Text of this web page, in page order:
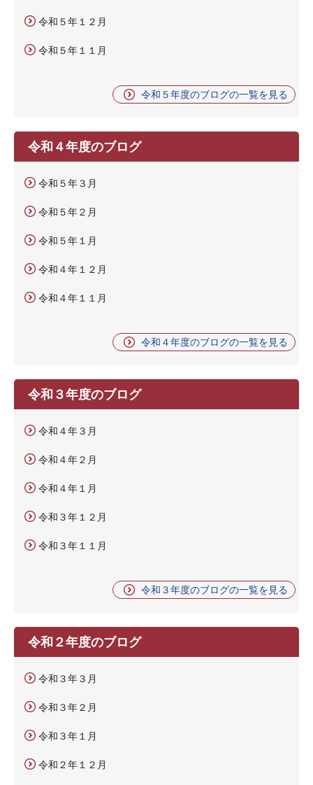
令和５年１２月
令和５年１１月
令和５年度のブログの一覧を見る
令和４年度のブログ
令和５年３月
令和５年２月
令和５年１月
令和４年１２月
令和４年１１月
令和４年度のブログの一覧を見る
令和３年度のブログ
令和４年３月
令和４年２月
令和４年１月
令和３年１２月
令和３年１１月
令和３年度のブログの一覧を見る
令和２年度のブログ
令和３年３月
令和３年２月
令和３年１月
令和２年１２月